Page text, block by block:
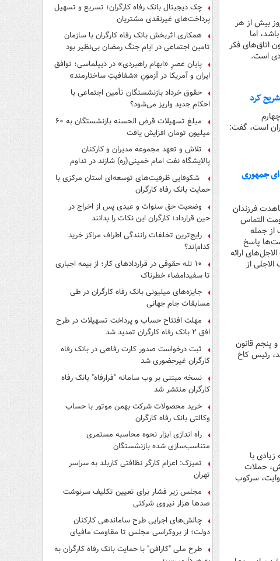
بیش از هر
اما
اتاق‌های فکر
است.
کرد
است، گفت:
عالی امنیت ملی: آمریکای جنایتکار مجبور به پذیرش طرح ۱۰ ماده‌ای جمهوری
فرزندان
التماس
از جمله
پاسخ
ارائه
از
پنجم قانون
رئیس کاخ
با
حملات
سرکوب
چک دیجیتال بانک رفاه کارگران؛ تسریع و تسهیل
پرداخت‌های غیرنقدی مشتریان
همکاری اثربخش بانک رفاه کارگران با سازمان
تامین اجتماعی در ایام جنگ رمضان بی‌نظیر بود
پایان عصرِ «ابهام راهبردی» در دیپلماسی؛ توافق
ایران و آمریکا در آزمونِ «شفافیتِ ساختارمند»
حقوق خرداد بازنشستگان تأمین اجتماعی با
احکام جدید واریز می‌شود؟
مبلغ تسهیلات قرض الحسنه بازنشستگان به ۶۰
میلیون تومان افزایش یافت
تلاش و تعهد مجموعه مدیران و کارکنان
پالایشگاه نفت امام خمینی(ره) شازند در تداوم
تولید در ایام جنگ رمضان، شایسته قدردانی است
شکوفایی ظرفیت‌های توسعه‌ای استان مرکزی با
حمایت بانک رفاه کارگران
وضعیت حق سنوات و عیدی پس از اخراج در
حین قرارداد؛ کارگران این نکات را بدانند
رایج‌ترین تخلفات رانندگی اطراف مراکز خرید
کدام‌اند؟
۱۰ تله حقوقی در قراردادهای کار؛ از بیمه اجباری
تا سفیدامضاء خطرناک
جایزه‌های میلیونی بانک رفاه کارگران در طی
مسابقات جام جهانی
مهلت افتتاح حساب و پرداخت تسهیلات در طرح
افق ۲ بانک رفاه کارگران تمدید شد
ثبت درخواست صدور کارت رفاهی در بانک رفاه
کارگران غیرحضوری شد
نسخه مبتنی بر وب سامانه "فرارفاه" بانک رفاه
کارگران منتشر شد
خرید محصولات شرکت بهمن موتور با حساب
وکالتی بانک رفاه کارگران
راه اندازی ابزار نحوه محاسبه مستمری
متناسب‌سازی شده بازنشستگان
تمیزک: اعزام کارگر نظافتی کاربلد به سراسر
تهران
مجلس زیر فشار برای تعیین تکلیف سرنوشت
صدها هزار نیروی شرکتی
چالش‌های اجرایی طرح ساماندهی کارکنان
دولت؛ از بروکراسی مجلس تا مقاومت مافیای
واسطه‌گری
طرح ملی "کارافن" با حمایت بانک رفاه کارگران به